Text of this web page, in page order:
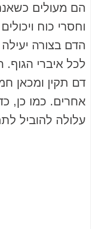
הם מעולים
וחסרי כוח
הדם בצורה
לכל איברי הגוף.
דם תקין ומכאן
אחרים. כמו כן,
עלולה להוביל